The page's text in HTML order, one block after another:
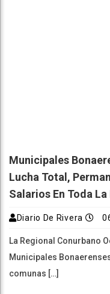
Municipales
Lucha Total,
Salarios En Toda
Diario De Rivera
La Regional Conurbano
Municipales
comunas […]